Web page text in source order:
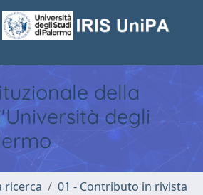
della
degli
ricerca
01 - Contributo in rivista